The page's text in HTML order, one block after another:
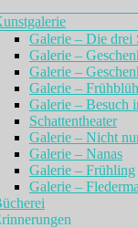
Galerie – Die drei
Galerie –
Galerie –
Galerie –
Galerie – Besuch
Schattentheater
Galerie – Nicht
Galerie – Nanas
Galerie – Frühling
Galerie –